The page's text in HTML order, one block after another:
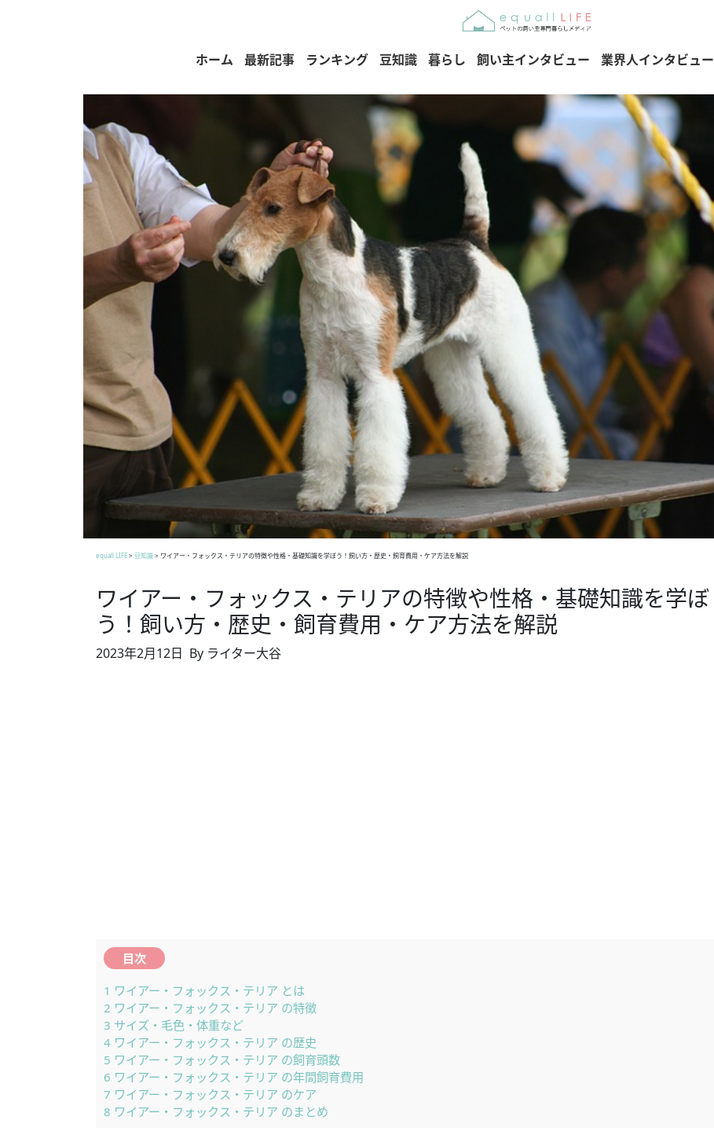
ホーム 最新記事 ランキング 豆知識 暮らし 飼い主インタビュー 業界人インタビュー
equall LIFE> 豆知識> ワイアー・フォックス・テリアの特徴や性格・基礎知識を学ぼう！飼い方・歴史・飼育費用・ケア方法を解説
ワイアー・フォックス・テリアの特徴や性格・基礎知識を学ぼ
う！飼い方・歴史・飼育費用・ケア方法を解説
2023年2月12日 By ライター大谷
目次
1 ワイアー・フォックス・テリア とは
2 ワイアー・フォックス・テリア の特徴
3 サイズ・毛色・体重など
4 ワイアー・フォックス・テリア の歴史
5 ワイアー・フォックス・テリア の飼育頭数
6 ワイアー・フォックス・テリア の年間飼育費用
7 ワイアー・フォックス・テリア のケア
8 ワイアー・フォックス・テリア のまとめ